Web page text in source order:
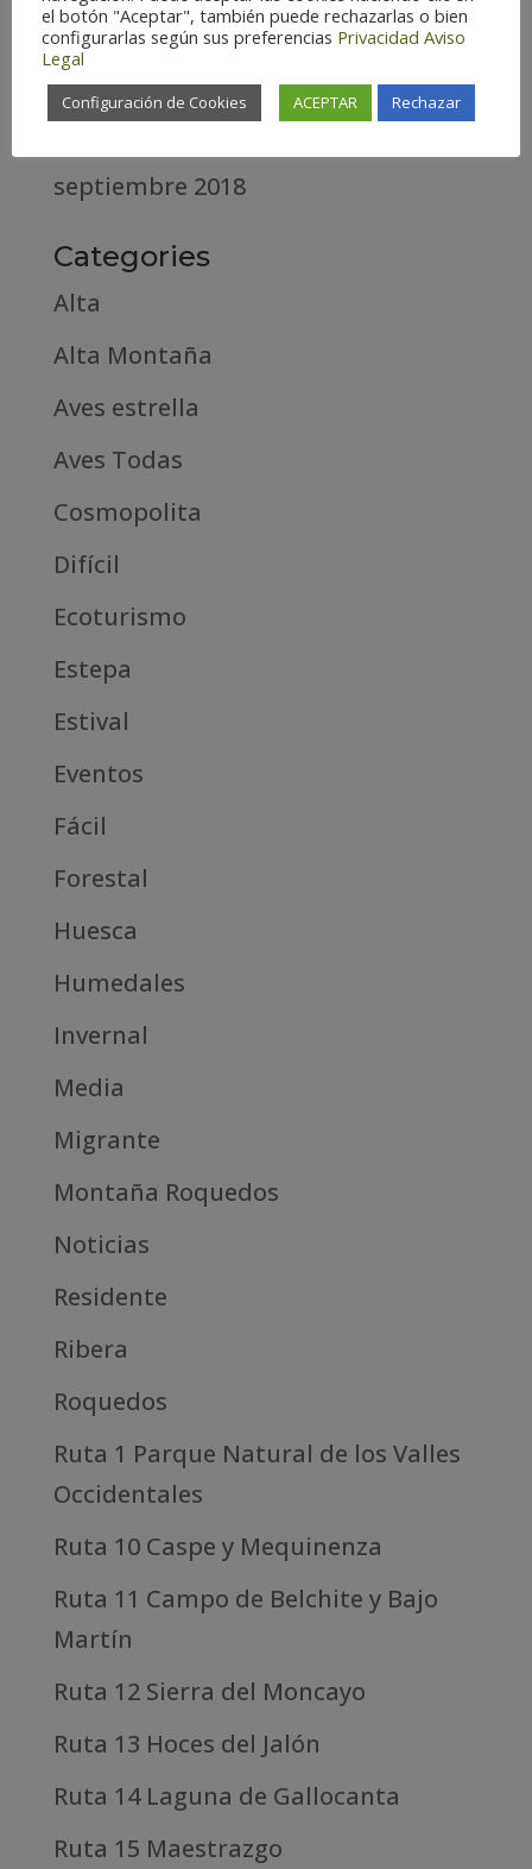
abril 2020
marzo 2020
septiembre 2018
Categories
Alta
Alta Montaña
Aves estrella
Aves Todas
Cosmopolita
Difícil
Ecoturismo
Estepa
Estival
Eventos
Fácil
Forestal
Huesca
Humedales
Invernal
Media
Migrante
Montaña Roquedos
Noticias
Residente
Ribera
Roquedos
Ruta 1 Parque Natural de los Valles
Occidentales
Ruta 10 Caspe y Mequinenza
Ruta 11 Campo de Belchite y Bajo
Martín
Ruta 12 Sierra del Moncayo
Ruta 13 Hoces del Jalón
Ruta 14 Laguna de Gallocanta
Ruta 15 Maestrazgo
el botón "Aceptar", también puede rechazarlas o bien
configurarlas según sus preferencias Privacidad Aviso
Legal
Configuración de Cookies ACEPTAR Rechazar